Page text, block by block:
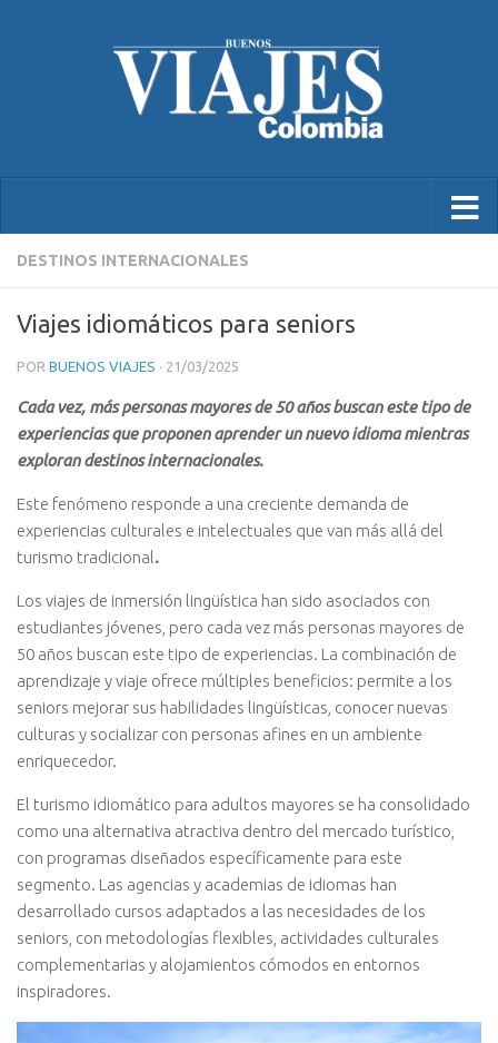
DESTINOS INTERNACIONALES
Viajes idiomáticos para seniors
POR BUENOS VIAJES · 21/03/2025
Cada vez, más personas mayores de 50 años buscan este tipo de
experiencias que proponen aprender un nuevo idioma mientras
exploran destinos internacionales.
Este fenómeno responde a una creciente demanda de
experiencias culturales e intelectuales que van más allá del
turismo tradicional.
Los viajes de inmersión lingüística han sido asociados con
estudiantes jóvenes, pero cada vez más personas mayores de
50 años buscan este tipo de experiencias. La combinación de
aprendizaje y viaje ofrece múltiples beneficios: permite a los
seniors mejorar sus habilidades lingüísticas, conocer nuevas
culturas y socializar con personas afines en un ambiente
enriquecedor.
El turismo idiomático para adultos mayores se ha consolidado
como una alternativa atractiva dentro del mercado turístico,
con programas diseñados específicamente para este
segmento. Las agencias y academias de idiomas han
desarrollado cursos adaptados a las necesidades de los
seniors, con metodologías flexibles, actividades culturales
complementarias y alojamientos cómodos en entornos
inspiradores.